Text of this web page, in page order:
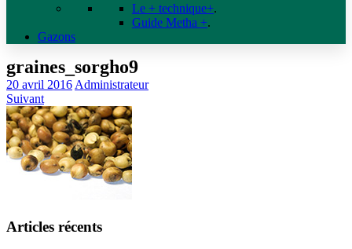
Le + technique+.
Guide Metha +.
Gazons
graines_sorgho9
20 avril 2016 Administrateur
Suivant
Articles récents